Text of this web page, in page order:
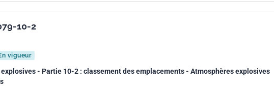
10-2
vigueur
- Partie 10-2 : classement des emplacements - Atmosphères explosives